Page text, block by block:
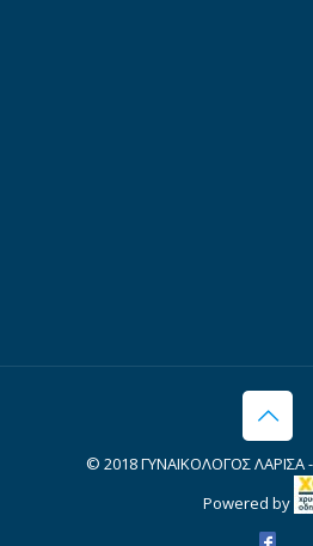
© 2018 ΓΥΝΑΙΚΟΛΟΓΟΣ ΛΑΡΙΣΑ
Powered by